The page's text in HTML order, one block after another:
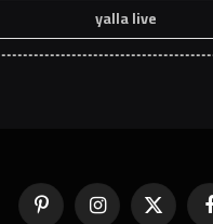
yalla live
فيسبوك X الانستغرامبينتيريست